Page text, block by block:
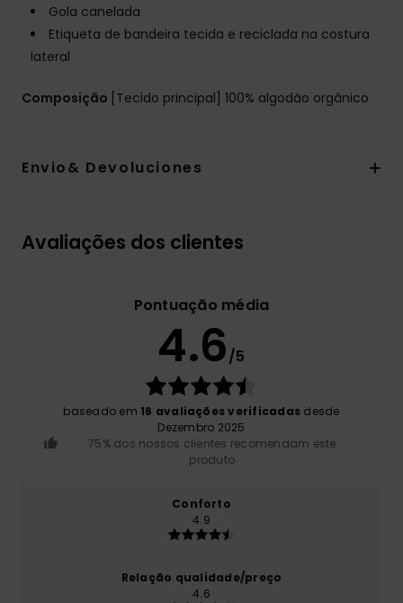
Gola canelada
Etiqueta de bandeira tecida e reciclada na costura
lateral
Composição [Tecido principal] 100% algodão orgânico
Envio& Devoluciones
Avaliações dos clientes
Pontuação média
4.6/5
baseado em 16 avaliações verificadas desde
Dezembro 2025
75% dos nossos clientes recomendam este
produto
Conforto
4.9
Relação qualidade/preço
4.6